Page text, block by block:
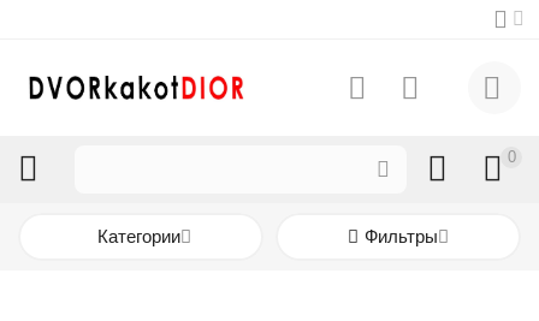
0
Категории Фильтры